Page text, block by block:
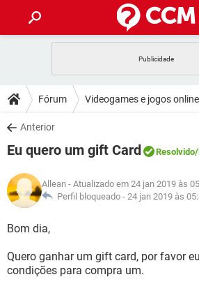
CELULAR
OUTLOOK
INSTAGRAM GMAIL
GUIA DE COMPRAS
DICAS
JOGOS
INSTAGRAM GMAIL
GUIA DE COMPRAS
DOWNLOADS
JOGOS
CELULAR
OUTLOOK EXCEL
INSTAGRAM
FÓRUM
JOGOS
CELULAR
OUTLOOK
INSTAGRAM GMAIL
GLOSSÁRIO
JOGOS
OUTLOOK
Fórum Videogames e jogos online
Anterior
Eu quero um gift Card Resolvido/
Allean - Atualizado em 24 jan 2019 às
Perfil bloqueado - 24 jan 2019 às
Bom dia,
Quero ganhar um gift card, por favor
condições para compra um.